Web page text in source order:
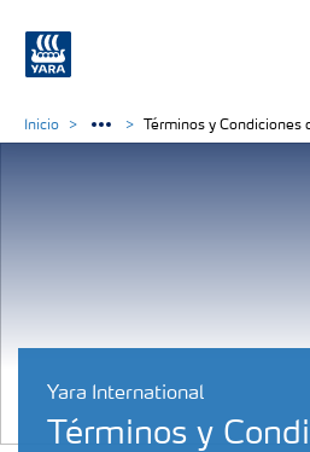
Yara International
Términos y
Inicio Términos y Condiciones